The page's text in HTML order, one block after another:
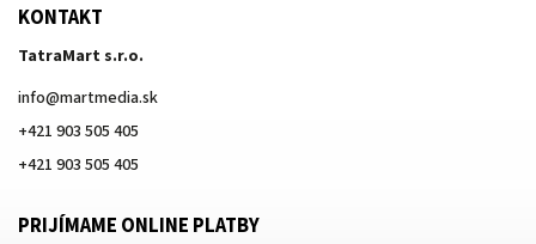
KONTAKT
TatraMart s.r.o.
info@martmedia.sk
+421 903 505 405
+421 903 505 405
PRIJÍMAME ONLINE PLATBY